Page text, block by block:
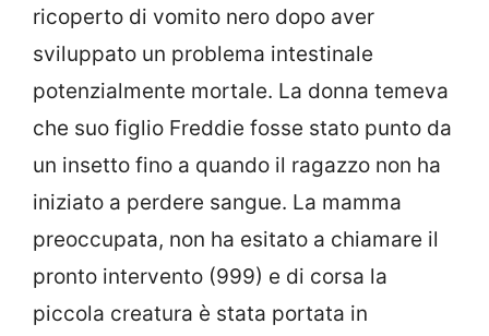
ricoperto di vomito nero dopo aver
sviluppato un problema intestinale
potenzialmente mortale. La donna temeva
che suo figlio Freddie fosse stato punto da
un insetto fino a quando il ragazzo non ha
iniziato a perdere sangue. La mamma
preoccupata, non ha esitato a chiamare il
pronto intervento (999) e di corsa la
piccola creatura è stata portata in